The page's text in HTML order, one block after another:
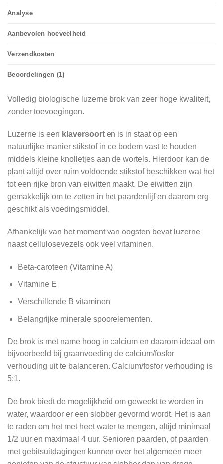
Analyse
Aanbevolen hoeveelheid
Verzendkosten
Beoordelingen (1)
Volledig biologische luzerne brok van zeer hoge kwaliteit,
zonder toevoegingen.
Luzerne is een klaversoort en is in staat op een
natuurlijke manier stikstof in de bodem vast te houden
middels kleine knolletjes aan de wortels. Hierdoor kan de
plant altijd over ruim voldoende stikstof beschikken wat het
tot een rijke bron van eiwitten maakt. De eiwitten zijn
gemakkelijk om te zetten in het paardenlijf en daarom erg
geschikt als voedingsmiddel.
Afhankelijk van het moment van oogsten bevat luzerne
naast cellulosevezels ook veel vitaminen.
Beta-caroteen (Vitamine A)
Vitamine E
Verschillende B vitaminen
Belangrijke minerale spoorelementen.
De brok is met name hoog in calcium en daarom ideaal om
bijvoorbeeld bij graanvoeding de calcium/fosfor
verhouding uit te balanceren. Calcium/fosfor verhouding is
5:1.
De brok biedt de mogelijkheid om geweekt te worden in
water, waardoor er een slobber gevormd wordt. Het is aan
te raden om het met heet water te mengen, altijd minimaal
1/2 uur en maximaal 4 uur. Senioren paarden, of paarden
met gebitsuitdagingen kunnen over het algemeen meer